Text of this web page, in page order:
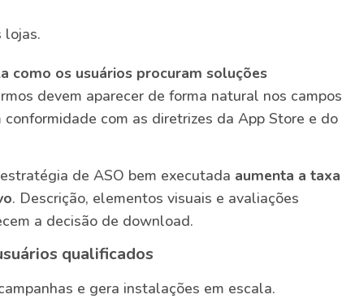
lojas.
como os usuários procuram soluções
devem aparecer de forma natural nos campos
com as diretrizes da App Store e do
de ASO bem executada aumenta a taxa
. Descrição, elementos visuais e avaliações
a decisão de download.
qualificados
e gera instalações em escala.